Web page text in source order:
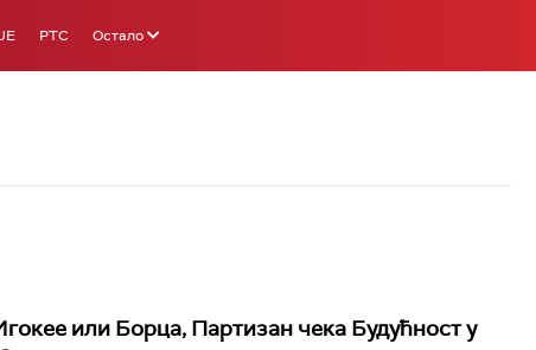
РТС Остало
или Борца, Партизан чека Будућност у